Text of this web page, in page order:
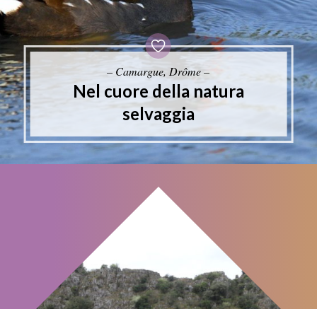
– Camargue, Drôme –
Nel cuore della natura
selvaggia